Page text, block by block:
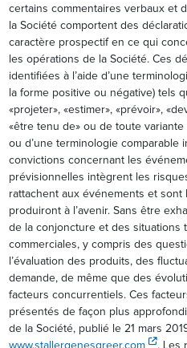
certains commentaires verbaux et
la Société comportent des
caractère prospectif en ce qui
les opérations de la Société. Ces
identifiées à l’aide d’une
la forme positive ou négative) tels
«projeter», «estimer», «prévoir»,
«être tenu de» ou de toute
ou d’une terminologie comparable
convictions concernant les
prévisionnelles intègrent les
rattachent aux événements et
produiront à l’avenir. Sans être
de la conjoncture et des situations
commerciales, y compris des
l’évaluation des produits, des
demande, de même que des
facteurs concurrentiels. Ces
présentés de façon plus
de la Société, publié le 21 mars
www.stallergenesgreer.com
. Les